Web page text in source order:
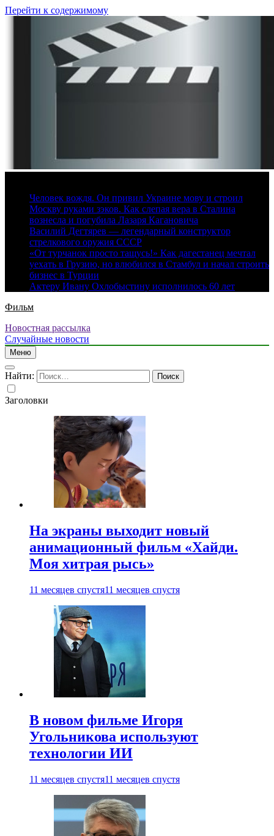
Перейти к содержимому
Человек вождя. Он привил Украине мову и строил
Москву руками зэков. Как слепая вера в Сталина
вознесла и погубила Лазаря Кагановича
Василий Дегтярев — легендарный конструктор
стрелкового оружия СССР
«От турчанок просто тащусь!» Как дагестанец мечтал
уехать в Грузию, но влюбился в Стамбул и начал строить
бизнес в Турции
Актеру Ивану Охлобыстину исполнилось 60 лет
Фильм
Новостная рассылка
Случайные новости
Меню
Найти:
Заголовки
На экраны выходит новый
анимационный фильм «Хайди.
Моя хитрая рысь»
11 месяцев спустя11 месяцев спустя
В новом фильме Игоря
Угольникова используют
технологии ИИ
11 месяцев спустя11 месяцев спустя